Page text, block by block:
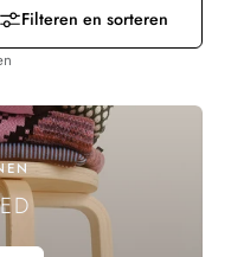
Filteren en sorteren